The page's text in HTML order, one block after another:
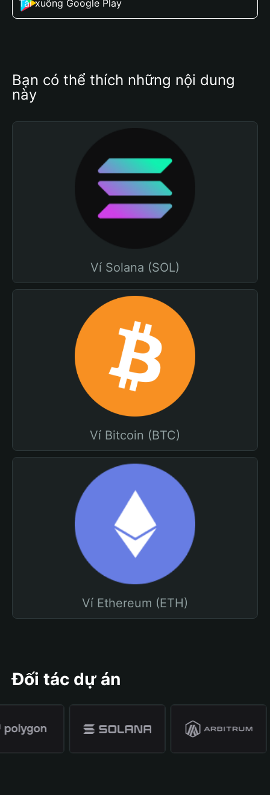
Tải xuống Google Play
Bạn có thể thích những nội dung
này
Ví Solana (SOL)
Ví Bitcoin (BTC)
Ví Ethereum (ETH)
Đối tác dự án